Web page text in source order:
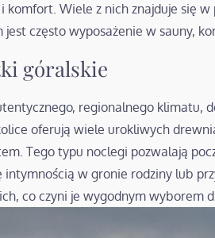
komfort. Wiele z nich znajduje się
często wyposażenie w sauny,
góralskie
regionalnego klimatu,
oferują wiele urokliwych
Tego typu noclegi pozwalają
intymnością w gronie rodziny lub
co czyni je wygodnym wyborem